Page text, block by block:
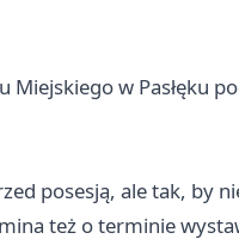
Miejskiego w Pasłęku
posesją, ale tak, by
też o terminie